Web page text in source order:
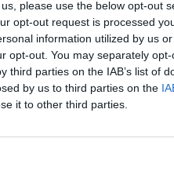
please use the below opt-out
opt-out request is processed
information utilized by us
opt-out. You may separately
parties on the IAB’s list of
by us to third parties on the
it to other third parties.
λίγο πριν από το
με
θα μπορούσαν να